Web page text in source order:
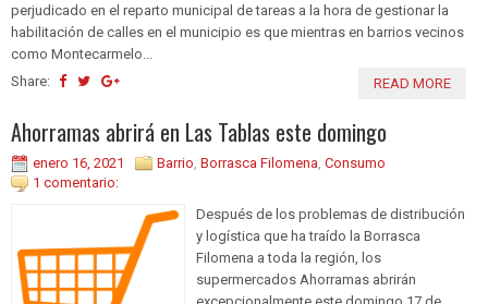
perjudicado en el reparto municipal de tareas a la hora de gestionar la
habilitación de calles en el municipio es que mientras en barrios vecinos
como Montecarmelo...
Share:
READ MORE
Ahorramas abrirá en Las Tablas este domingo
enero 16, 2021 Barrio Borrasca Filomena Consumo
1 comentario:
Después de los problemas de distribución
y logística que ha traído la Borrasca
Filomena a toda la región, los
supermercados Ahorramas abrirán